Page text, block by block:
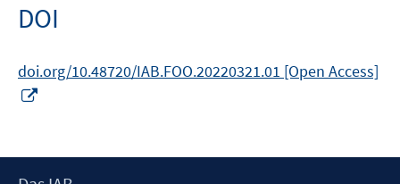
DOI
doi.org/10.48720/IAB.FOO.20220321.01 [Open Access]
öffnen